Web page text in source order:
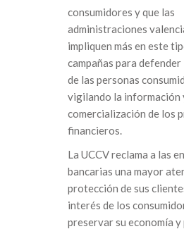
consumidores y que las
administraciones
impliquen más en este
campañas para
de las personas
vigilando la información
comercialización de los
financieros.
La UCCV reclama a las
bancarias una mayor
protección de sus
interés de los
preservar su economía y